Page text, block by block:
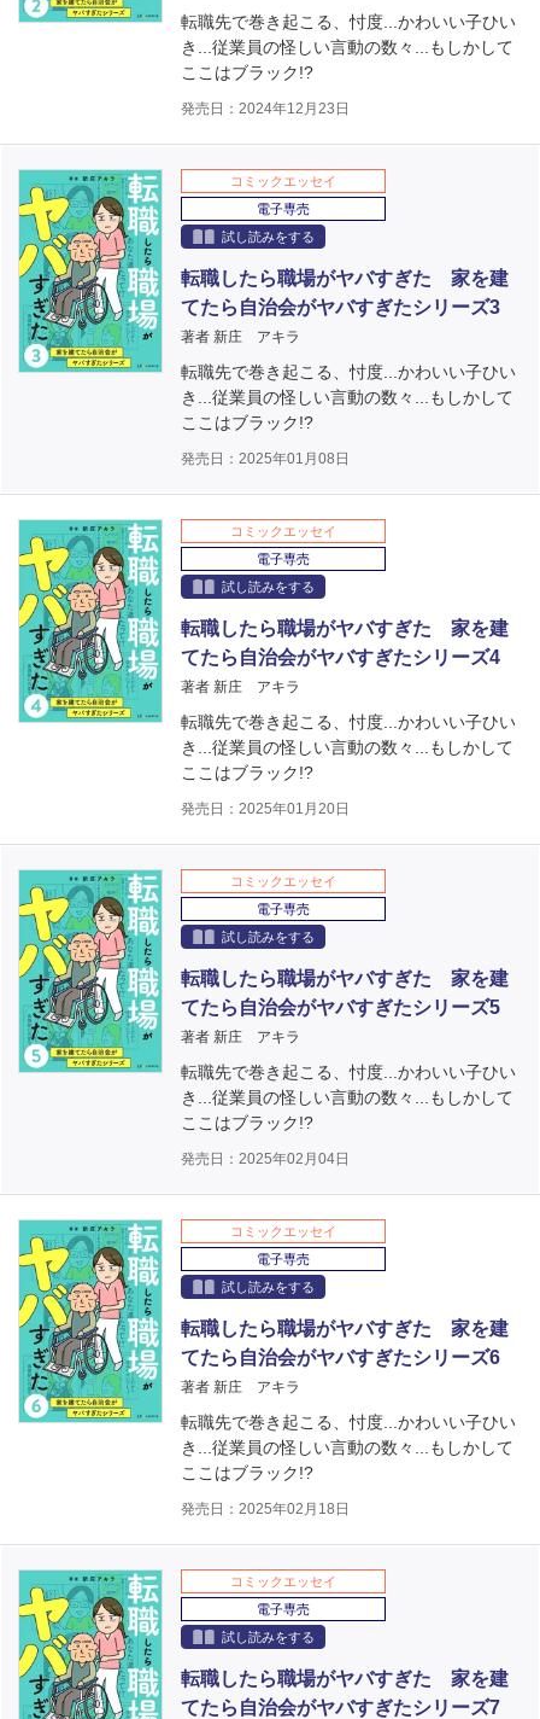
転職先で巻き起こる、忖度...かわいい子ひい
き...従業員の怪しい言動の数々...もしかして
ここはブラック!?
発売日：2024年12月23日
コミックエッセイ
電子専売
試し読みをする
転職したら職場がヤバすぎた 家を建
てたら自治会がヤバすぎたシリーズ3
著者 新庄 アキラ
転職先で巻き起こる、忖度...かわいい子ひい
き...従業員の怪しい言動の数々...もしかして
ここはブラック!?
発売日：2025年01月08日
コミックエッセイ
電子専売
試し読みをする
転職したら職場がヤバすぎた 家を建
てたら自治会がヤバすぎたシリーズ4
著者 新庄 アキラ
転職先で巻き起こる、忖度...かわいい子ひい
き...従業員の怪しい言動の数々...もしかして
ここはブラック!?
発売日：2025年01月20日
コミックエッセイ
電子専売
試し読みをする
転職したら職場がヤバすぎた 家を建
てたら自治会がヤバすぎたシリーズ5
著者 新庄 アキラ
転職先で巻き起こる、忖度...かわいい子ひい
き...従業員の怪しい言動の数々...もしかして
ここはブラック!?
発売日：2025年02月04日
コミックエッセイ
電子専売
試し読みをする
転職したら職場がヤバすぎた 家を建
てたら自治会がヤバすぎたシリーズ6
著者 新庄 アキラ
転職先で巻き起こる、忖度...かわいい子ひい
き...従業員の怪しい言動の数々...もしかして
ここはブラック!?
発売日：2025年02月18日
コミックエッセイ
電子専売
試し読みをする
転職したら職場がヤバすぎた 家を建
てたら自治会がヤバすぎたシリーズ7